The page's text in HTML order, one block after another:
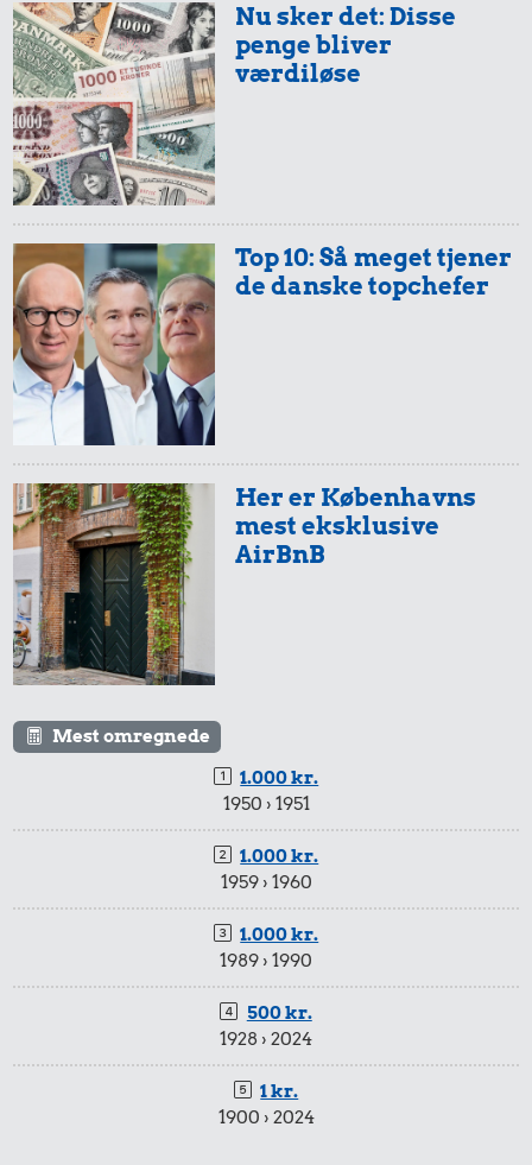
Nu sker det: Disse
penge bliver
værdiløse
Top 10: Så meget tjener
de danske topchefer
Her er Københavns
mest eksklusive
AirBnB
Mest omregnede
1.000 kr.
1950 › 1951
1.000 kr.
1959 › 1960
1.000 kr.
1989 › 1990
500 kr.
1928 › 2024
1 kr.
1900 › 2024